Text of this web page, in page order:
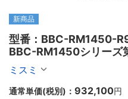
新商品
型番：BBC-RM1450-
BBC-RM1450シリーズ
Celeron対応ラックマウ
ミスミ
通常単価(税別)： 932,100円